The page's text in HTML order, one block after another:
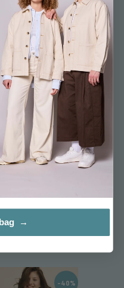
og alsidige Delfi Skirt!
kombinerer denne nederdel
design, er Delfi Skirt et
at tilføje lidt ekstra
men den kan også
Bluse for en komplet
Læs mere...
-40%
→